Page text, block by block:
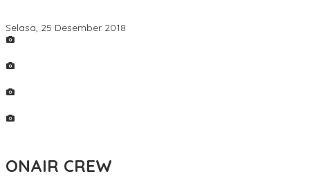
Selasa, 25 Desember 2018
ONAIR CREW